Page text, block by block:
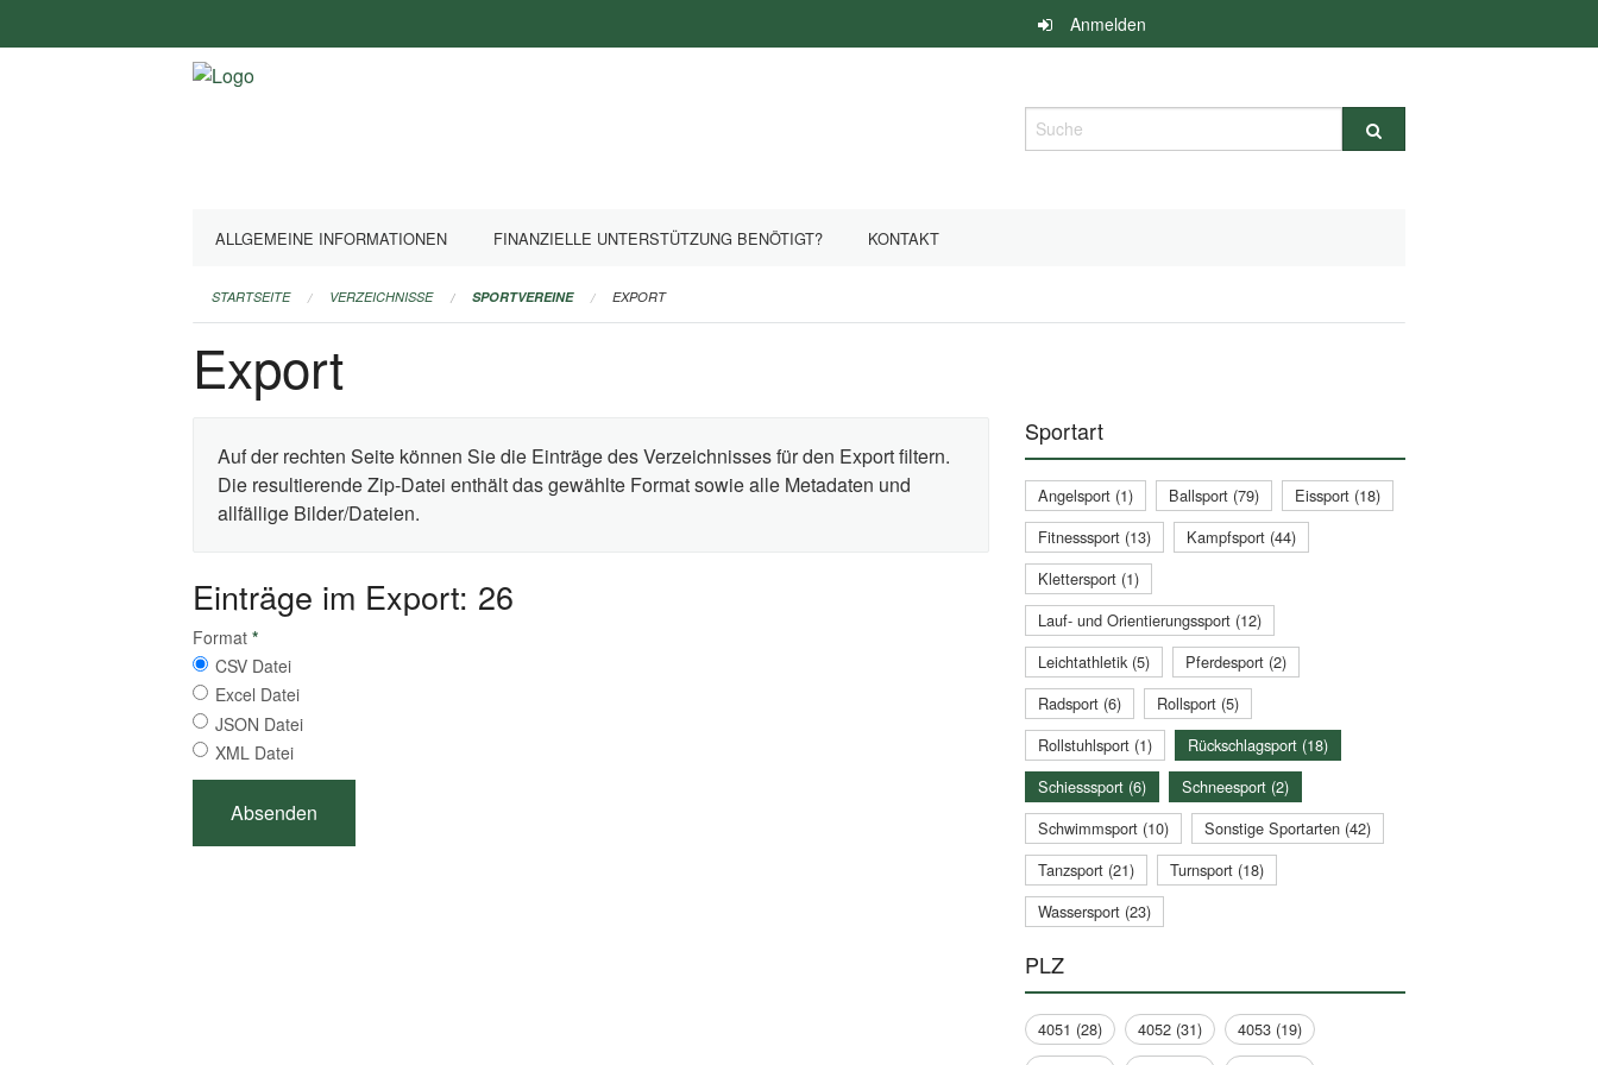
überspringen
Anmelden
Suche
ALLGEMEINE INFORMATIONEN FINANZIELLE UNTERSTÜTZUNG BENÖTIGT? KONTAKT
STARTSEITE VERZEICHNISSE SPORTVEREINE EXPORT
Export
Auf der rechten Seite können Sie die Einträge des Verzeichnisses für den Export filtern.
Die resultierende Zip-Datei enthält das gewählte Format sowie alle Metadaten und
allfällige Bilder/Dateien.
Einträge im Export: 26
Format *
CSV Datei
Excel Datei
JSON Datei
XML Datei
Sportart
Angelsport (1) Ballsport (79)
Eissport (18)
Fitnesssport (13)
Kampfsport (44)
Klettersport (1)
Lauf- und Orientierungssport (12)
Leichtathletik (5)
Pferdesport (2)
Radsport (6)
Rollsport (5)
Rollstuhlsport (1)
Rückschlagsport (18)
Schiesssport (6)
Schneesport (2)
Schwimmsport (10)
Sonstige Sportarten (42)
Tanzsport (21)
Turnsport (18)
Wassersport (23)
PLZ
4051 (28) 4052 (31)
4053 (19)